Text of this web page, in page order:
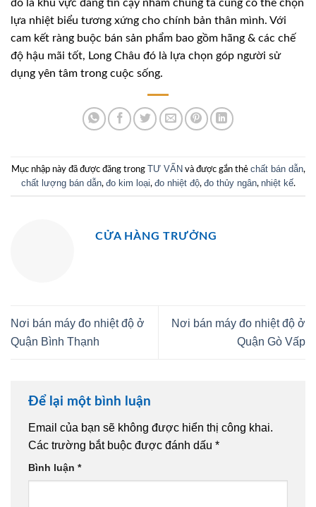
đó là khu vực đáng tin cậy nhằm chúng ta cũng có thể chọn
lựa nhiệt biểu tương xứng cho chính bản thân mình. Với
cam kết ràng buộc bán sản phẩm bao gồm hãng & các chế
độ hậu mãi tốt, Long Châu đó là lựa chọn góp người sử
dụng yên tâm trong cuộc sống.
Mục nhập này đã được đăng trong TƯ VẤN và được gắn thẻ chất bán dẫn,
chất lượng bán dẫn, đo kim loại, đo nhiệt độ, đo thủy ngân, nhiệt kế.
CỬA HÀNG TRƯỞNG
Nơi bán máy đo nhiệt độ ở
Quận Bình Thạnh
Nơi bán máy đo nhiệt độ ở
Quận Gò Vấp
Để lại một bình luận
Email của bạn sẽ không được hiển thị công khai.
Các trường bắt buộc được đánh dấu *
Bình luận *